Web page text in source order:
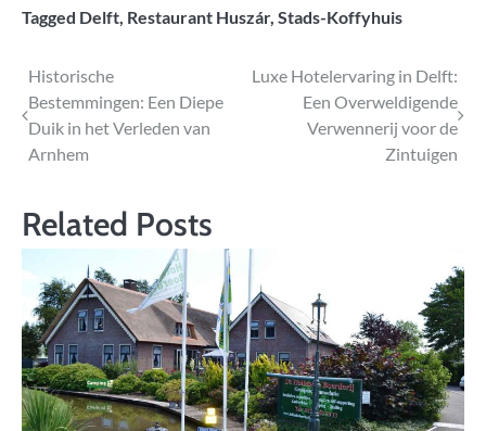
Tagged Delft Restaurant Huszár, Stads-Koffyhuis
Bericht
navigatie
Historische
Bestemmingen: Een Diepe
Duik in het Verleden van
Arnhem
Luxe Hotelervaring in Delft:
Een Overweldigende
Verwennerij voor de
Zintuigen
Related Posts